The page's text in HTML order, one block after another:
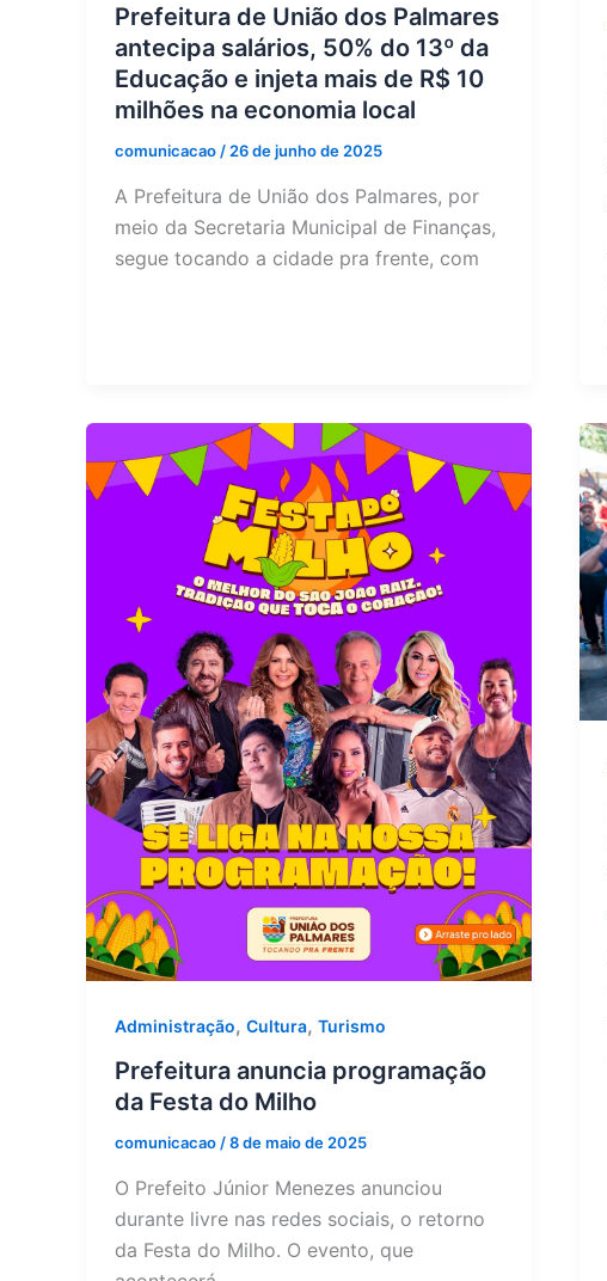
Prefeitura de União dos Palmares
antecipa salários, 50% do 13º da
Educação e injeta mais de R$ 10
milhões na economia local
comunicacao / 26 de junho de 2025
A Prefeitura de União dos Palmares, por
meio da Secretaria Municipal de Finanças,
segue tocando a cidade pra frente, com
Administração, Cultura, Turismo
Prefeitura anuncia programação
da Festa do Milho
comunicacao/8 de maio de 2025
O Prefeito Júnior Menezes anunciou
durante livre nas redes sociais, o retorno
da Festa do Milho. O evento, que